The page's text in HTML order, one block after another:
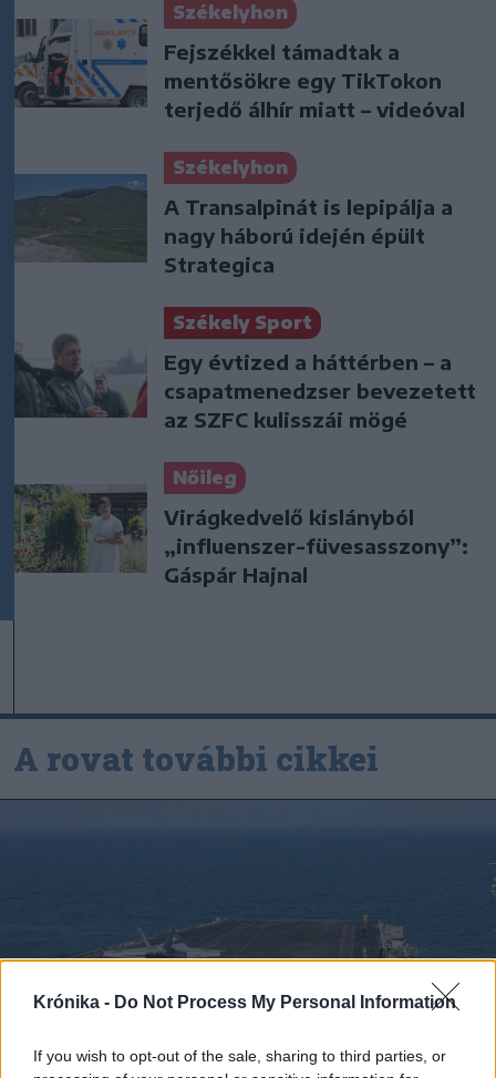
Krónika - Do Not Process My Personal Information
If you wish to opt-out of the sale, sharing to third parties, or
Székelyhon
Fejszékkel támadtak a
mentősökre egy TikTokon
terjedő álhír miatt – videóval
Székelyhon
A Transalpinát is lepipálja a
nagy háború idején épült
Strategica
Székely Sport
Egy évtized a háttérben – a
csapatmenedzser bevezetett
az SZFC kulisszái mögé
Nőileg
Virágkedvelő kislányból
„influenszer-füvesasszony”:
Gáspár Hajnal
A rovat további cikkei